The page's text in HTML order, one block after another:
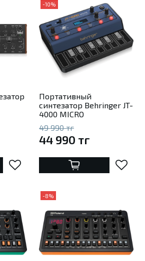
-10%
Портативный
синтезатор Behringer JT-
4000 MICRO
49 990 тг
44 990 тг
-8%